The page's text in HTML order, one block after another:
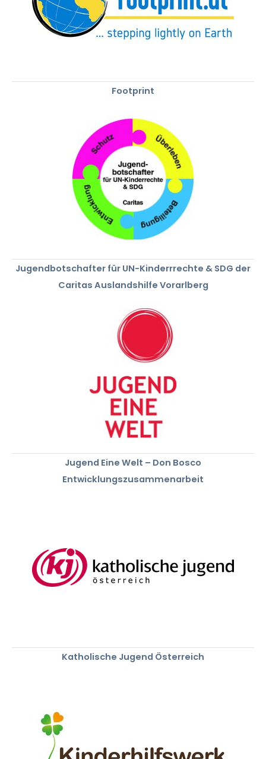
Footprint
Jugendbotschafter für UN-Kinderrrechte & SDG der
Caritas Auslandshilfe Vorarlberg
Jugend Eine Welt – Don Bosco
Entwicklungszusammenarbeit
Katholische Jugend Österreich